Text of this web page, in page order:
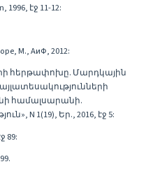
1996, էջ 11-12:
М., АиФ, 2012:
հերթափոխը. Մարդկային
համալսարանի.
N 1(19), Եր., 2016, էջ 5:
89: